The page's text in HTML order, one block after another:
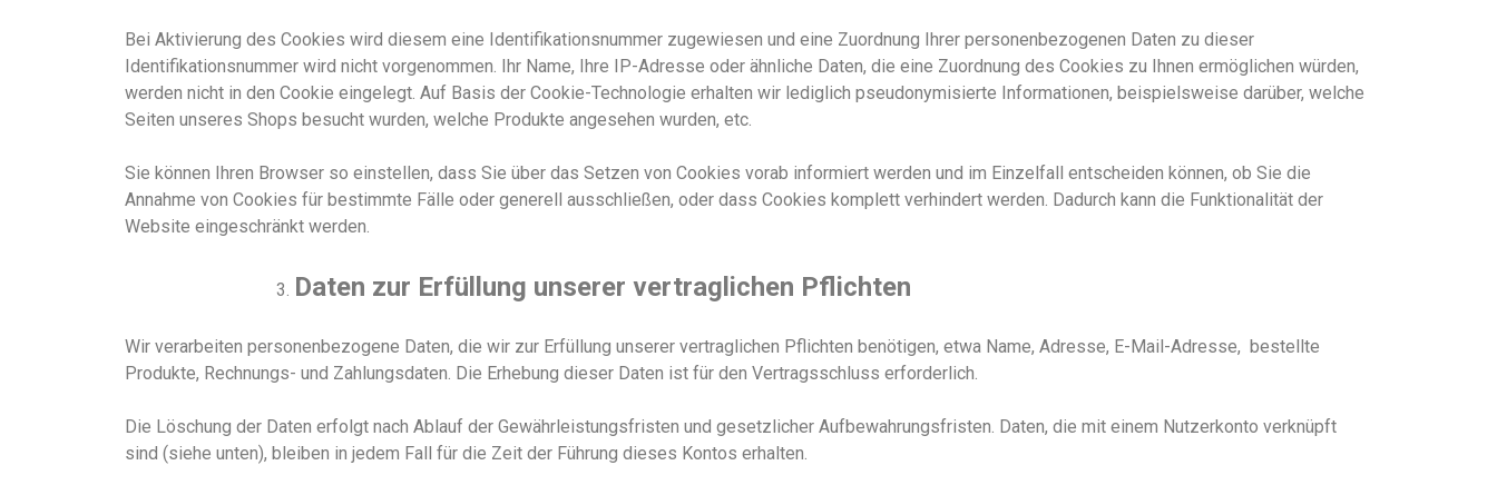
Bei Aktivierung des Cookies wird diesem eine Identifikationsnummer zugewiesen und eine Zuordnung Ihrer personenbezogenen Daten zu dieser
Identifikationsnummer wird nicht vorgenommen. Ihr Name, Ihre IP-Adresse oder ähnliche Daten, die eine Zuordnung des Cookies zu Ihnen ermöglichen würden,
werden nicht in den Cookie eingelegt. Auf Basis der Cookie-Technologie erhalten wir lediglich pseudonymisierte Informationen, beispielsweise darüber, welche
Seiten unseres Shops besucht wurden, welche Produkte angesehen wurden, etc.
Sie können Ihren Browser so einstellen, dass Sie über das Setzen von Cookies vorab informiert werden und im Einzelfall entscheiden können, ob Sie die
Annahme von Cookies für bestimmte Fälle oder generell ausschließen, oder dass Cookies komplett verhindert werden. Dadurch kann die Funktionalität der
Website eingeschränkt werden.
Daten zur Erfüllung unserer vertraglichen Pflichten
Wir verarbeiten personenbezogene Daten, die wir zur Erfüllung unserer vertraglichen Pflichten benötigen, etwa Name, Adresse, E-Mail-Adresse, bestellte
Produkte, Rechnungs- und Zahlungsdaten. Die Erhebung dieser Daten ist für den Vertragsschluss erforderlich.
Die Löschung der Daten erfolgt nach Ablauf der Gewährleistungsfristen und gesetzlicher Aufbewahrungsfristen. Daten, die mit einem Nutzerkonto verknüpft
sind (siehe unten), bleiben in jedem Fall für die Zeit der Führung dieses Kontos erhalten.